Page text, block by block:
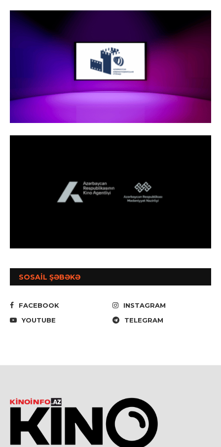
SOSAİL ŞƏBƏKƏ
FACEBOOK
INSTAGRAM
YOUTUBE
TELEGRAM